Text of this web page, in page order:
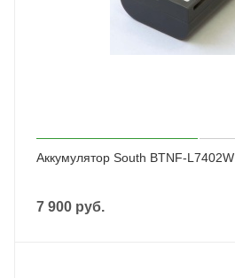
Аккумулятор South BTNF-L7402W
7 900 руб.